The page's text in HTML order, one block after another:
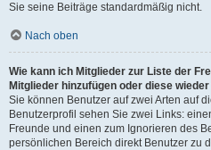
Sie seine Beiträge standardmäßig nicht.
Nach oben
Wie kann ich Mitglieder zur Liste der
Mitglieder hinzufügen oder diese
Sie können Benutzer auf zwei Arten auf
Benutzerprofil sehen Sie zwei Links:
Freunde und einen zum Ignorieren des
persönlichen Bereich direkt Benutzer zu